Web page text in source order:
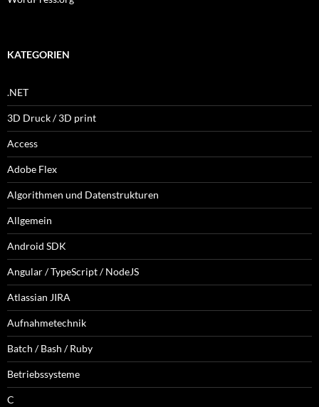
KATEGORIEN
.NET
3D Druck / 3D print
Access
Adobe Flex
Algorithmen und Datenstrukturen
Allgemein
Android SDK
Angular / TypeScript / NodeJS
Atlassian JIRA
Aufnahmetechnik
Batch / Bash / Ruby
Betriebssysteme
C